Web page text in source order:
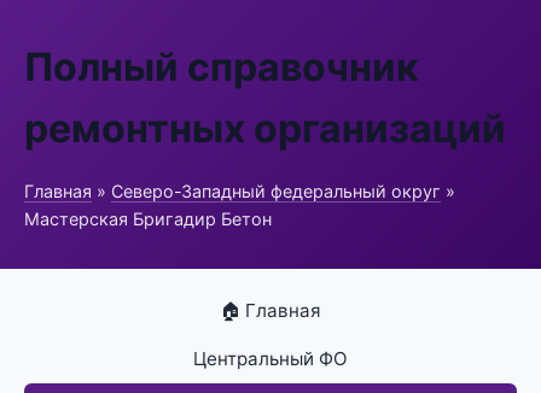
Полный справочник
ремонтных организаций
Главная » Северо-Западный федеральный округ »
Мастерская Бригадир Бетон
🏠 Главная
Центральный ФО